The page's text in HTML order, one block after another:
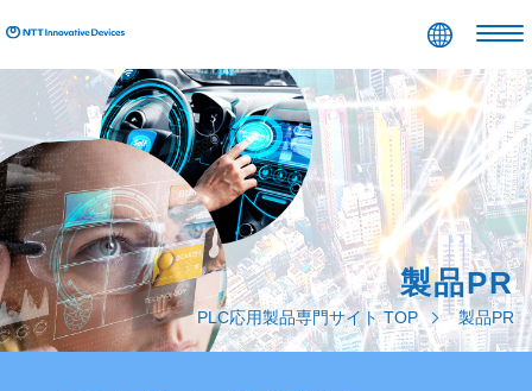
フッタエリアへ
製品PR
PLC応用製品専門サイト TOP 製品PR